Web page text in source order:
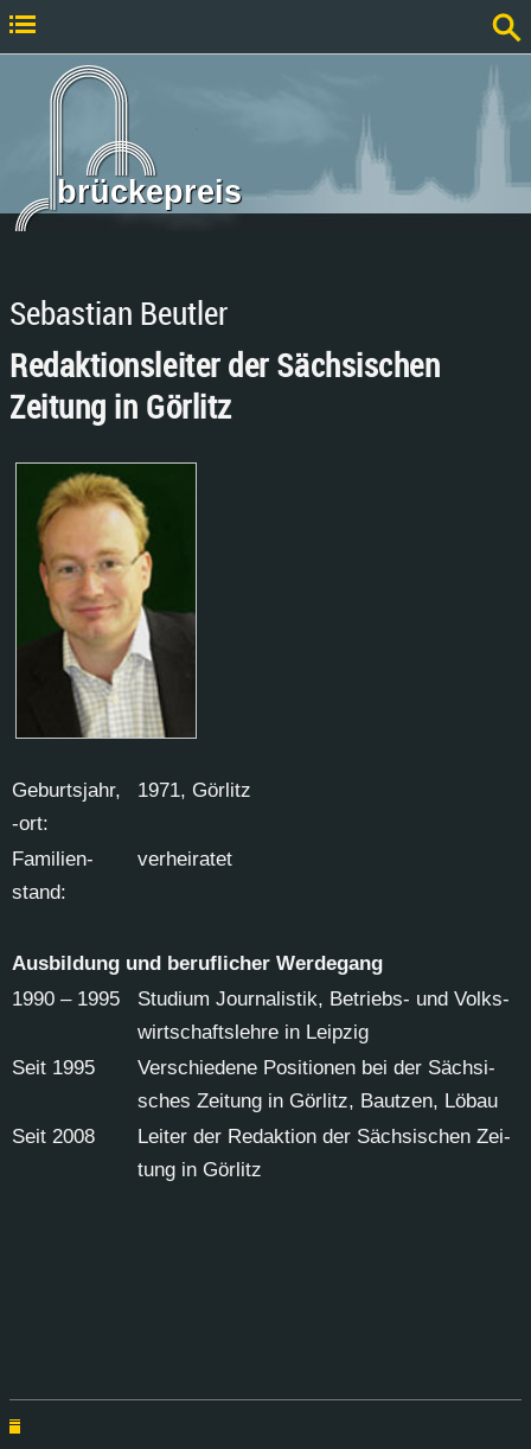
brückepreis
Sebastian Beutler
Redaktionsleiter der Sächsischen
Zeitung in Görlitz
Ge­burts­jahr,
-ort:
1971, Gör­litz
Fa­mi­li­en­
stand:
ver­hei­ra­tet
Aus­bil­dung und be­ruf­li­cher Wer­de­gang
1990 – 1995
Stu­di­um Jour­na­lis­tik, Be­triebs- und Volks­
wirt­schafts­leh­re in Leip­zig
Seit 1995
Ver­schie­de­ne Po­si­tio­nen bei der Säch­si­
sches Zei­tung in Gör­litz, Baut­zen, Löb­au
Seit 2008
Lei­ter der Re­dak­ti­on der Säch­si­schen Zei­
tung in Gör­litz